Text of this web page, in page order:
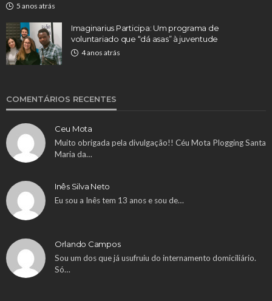
5 anos atrás
Imaginarius Participa: Um programa de
voluntariado que “dá asas” à juventude
4 anos atrás
COMENTÁRIOS RECENTES
Ceu Mota
Muito obrigada pela divulgação!! Céu Mota Plogging Santa
Maria da…
Inês Silva Neto
Eu sou a Inês tem 13 anos e sou de…
Orlando Campos
Sou um dos que já usufruiu do internamento domiciliário.
Só…